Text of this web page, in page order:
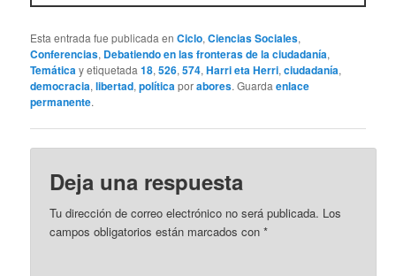
Esta entrada fue publicada enCiclo,Ciencias Sociales,
Conferencias, Debatiendo en las fronteras de la ciudadanía,
Temáticay etiquetada18,526,574,Harri eta Herri,ciudadanía,
democracia,libertad,políticaporabores. Guardaenlace
permanente.
Deja una respuesta
Tu dirección de correo electrónico no será publicada. Los
campos obligatorios están marcados con*